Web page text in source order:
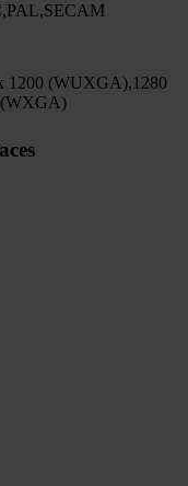
1200 (WUXGA),1280